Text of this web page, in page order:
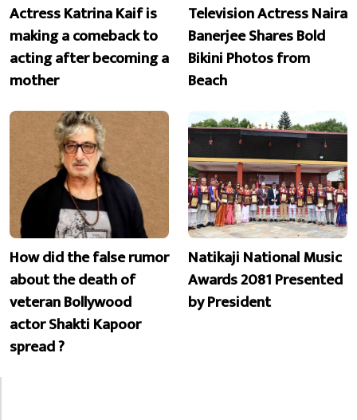
Actress Katrina Kaif is
making a comeback to
acting after becoming a
mother
Television Actress Naira
Banerjee Shares Bold
Bikini Photos from
Beach
How did the false rumor
about the death of
veteran Bollywood
actor Shakti Kapoor
spread ?
Natikaji National Music
Awards 2081 Presented
by President